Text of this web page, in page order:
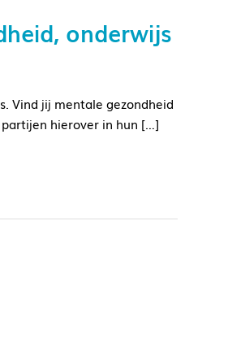
onderwijs
Vind jij mentale gezondheid
hierover in hun […]